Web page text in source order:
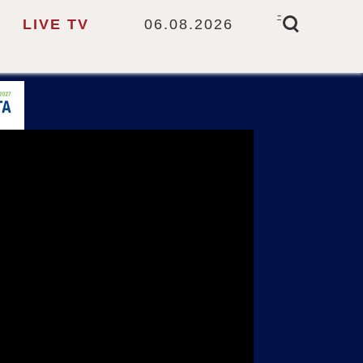
LIVE TV 06.08.2026
-